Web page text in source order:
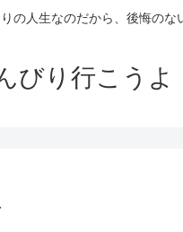
の人生なのだから、後悔のな
びり行こうよ